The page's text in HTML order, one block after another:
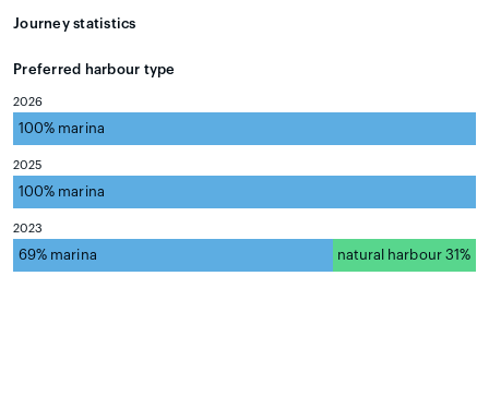
Journey statistics
Preferred harbour type
2026
100% marina
2025
100% marina
2023
69% marina natural harbour 31%